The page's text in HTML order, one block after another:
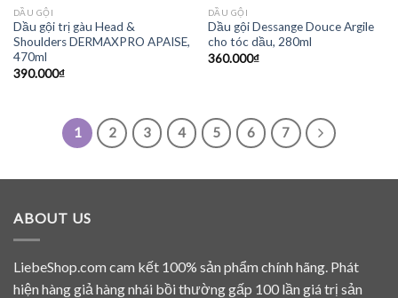
DẦU GỘI
Dầu gội trị gàu Head &
Shoulders DERMAXPRO APAISE,
470ml
390.000₫
DẦU GỘI
Dầu gội Dessange Douce Argile
cho tóc dầu, 280ml
360.000₫
1 2 3 4 5 6 7
ABOUT US
LiebeShop.com cam kết 100% sản phẩm chính hãng. Phát
hiện hàng giả hàng nhái bồi thường gấp 100 lần giá trị sản